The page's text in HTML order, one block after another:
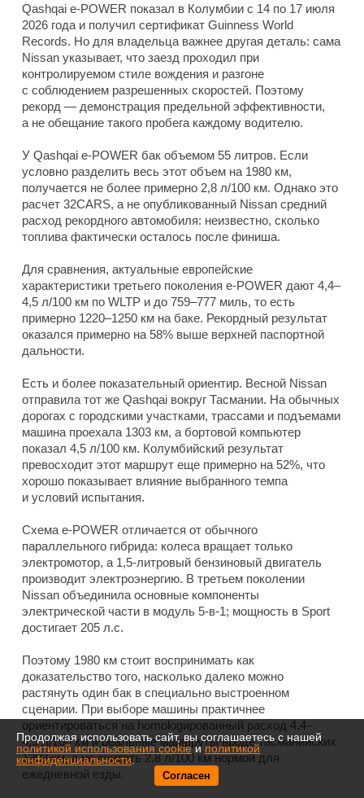
Qashqai e-POWER показал в Колумбии с 14 по 17 июля
2026 года и получил сертификат Guinness World
Records. Но для владельца важнее другая деталь: сама
Nissan указывает, что заезд проходил при
контролируемом стиле вождения и разгоне
с соблюдением разрешенных скоростей. Поэтому
рекорд — демонстрация предельной эффективности,
а не обещание такого пробега каждому водителю.
У Qashqai e-POWER бак объемом 55 литров. Если
условно разделить весь этот объем на 1980 км,
получается не более примерно 2,8 л/100 км. Однако это
расчет 32CARS, а не опубликованный Nissan средний
расход рекордного автомобиля: неизвестно, сколько
топлива фактически осталось после финиша.
Для сравнения, актуальные европейские
характеристики третьего поколения e-POWER дают 4,4–
4,5 л/100 км по WLTP и до 759–777 миль, то есть
примерно 1220–1250 км на баке. Рекордный результат
оказался примерно на 58% выше верхней паспортной
дальности.
Есть и более показательный ориентир. Весной Nissan
отправила тот же Qashqai вокруг Тасмании. На обычных
дорогах с городскими участками, трассами и подъемами
машина проехала 1303 км, а бортовой компьютер
показал 4,5 л/100 км. Колумбийский результат
превосходит этот маршрут еще примерно на 52%, что
хорошо показывает влияние выбранного темпа
и условий испытания.
Схема e-POWER отличается от обычного
параллельного гибрида: колеса вращает только
электромотор, а 1,5-литровый бензиновый двигатель
производит электроэнергию. В третьем поколении
Nissan объединила основные компоненты
электрической части в модуль 5-в-1; мощность в Sport
достигает 205 л.с.
Поэтому 1980 км стоит воспринимать как
доказательство того, насколько далеко можно
растянуть один бак в специально выстроенном
сценарии. При выборе машины практичнее
ориентироваться на homologированный расход 4,4–
4,5 л/100 км и реальные маршруты вроде тасманийских
1303 км, а не считать 2,8 л/100 км нормой для
ежедневной езды.
Продолжая использовать сайт, вы соглашаетесь с нашей
политикой использования cookieи политикой
конфиденциальности.
Согласен